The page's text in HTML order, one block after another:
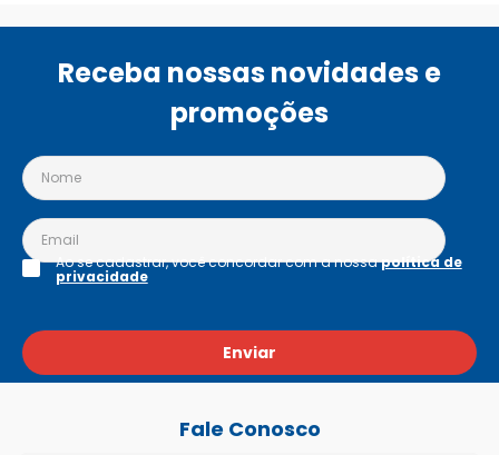
Receba nossas novidades e
promoções
Enviar
Ao se cadastrar, você concordar com a nossapolítica de
privacidade
Fale Conosco